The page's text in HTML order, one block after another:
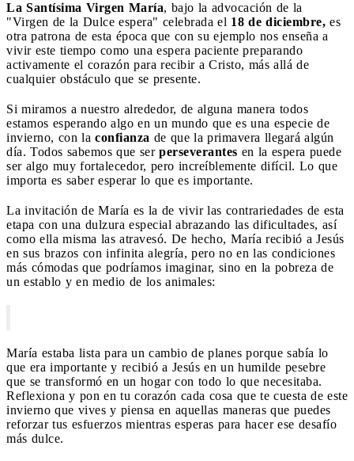
La Santísima Virgen María, bajo la advocación de la
"Virgen de la Dulce espera" celebrada el 18 de diciembre, es
otra patrona de esta época que con su ejemplo nos enseña a
vivir este tiempo como una espera paciente preparando
activamente el corazón para recibir a Cristo, más allá de
cualquier obstáculo que se presente.
Si miramos a nuestro alrededor, de alguna manera todos
estamos esperando algo en un mundo que es una especie de
invierno, con la confianza de que la primavera llegará algún
día. Todos sabemos que ser perseverantes en la espera puede
ser algo muy fortalecedor, pero increíblemente difícil. Lo que
importa es saber esperar lo que es importante.
La invitación de María es la de vivir las contrariedades de esta
etapa con una dulzura especial abrazando las dificultades, así
como ella misma las atravesó. De hecho, María recibió a Jesús
en sus brazos con infinita alegría, pero no en las condiciones
más cómodas que podríamos imaginar, sino en la pobreza de
un establo y en medio de los animales:
María estaba lista para un cambio de planes porque sabía lo
que era importante y recibió a Jesús en un humilde pesebre
que se transformó en un hogar con todo lo que necesitaba.
Reflexiona y pon en tu corazón cada cosa que te cuesta de este
invierno que vives y piensa en aquellas maneras que puedes
reforzar tus esfuerzos mientras esperas para hacer ese desafío
más dulce.